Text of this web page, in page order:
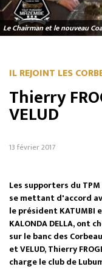
Le Chairman et le nouveau
IL REJOINT LES
Thierry
VELUD
13 février 2017
Les supporters du
se mettant d'accord
le président KATUMBI
KALONDA DELLA,
sur le banc des
et VELUD, Thierry
charge le club de